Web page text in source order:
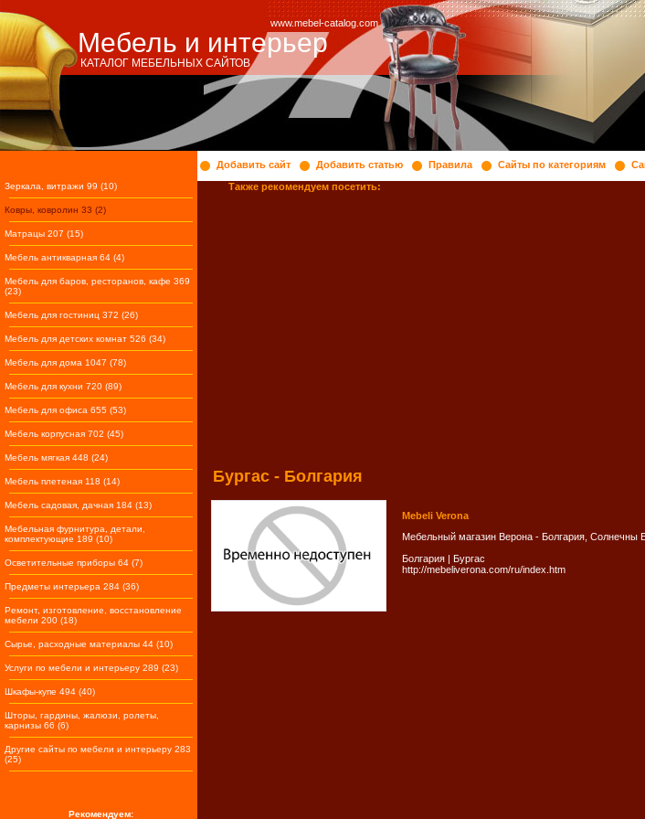
Мебель и интерьер
www.mebel-catalog.com
КАТАЛОГ МЕБЕЛЬНЫХ САЙТОВ
Зеркала, витражи 99 (10)
Ковры, ковролин 33 (2)
Матрацы 207 (15)
Мебель антикварная 64 (4)
Мебель для баров, ресторанов, кафе 369
(23)
Мебель для гостиниц 372 (26)
Мебель для детских комнат 526 (34)
Мебель для дома 1047 (78)
Мебель для кухни 720 (89)
Мебель для офиса 655 (53)
Мебель корпусная 702 (45)
Мебель мягкая 448 (24)
Мебель плетеная 118 (14)
Мебель садовая, дачная 184 (13)
Мебельная фурнитура, детали,
комплектующие 189 (10)
Осветительные приборы 64 (7)
Предметы интерьера 284 (36)
Ремонт, изготовление, восстановление
мебели 200 (18)
Сырье, расходные материалы 44 (10)
Услуги по мебели и интерьеру 289 (23)
Шкафы-купе 494 (40)
Шторы, гардины, жалюзи, ролеты,
карнизы 66 (6)
Другие сайты по мебели и интерьеру 283
(25)
Рекомендуем:
Добавить сайт Добавить статью Правила Сайты по категориям
Также рекомендуем посетить:
Бургас - Болгария
Mebeli Verona
Мебельный магазин Верона - Болгария, Солнечны
Болгария | Бургас
http://mebeliverona.com/ru/index.htm